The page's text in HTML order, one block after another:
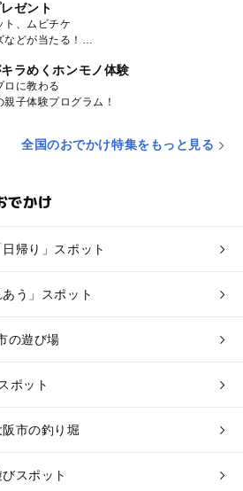
ゼント
ト、ムビチケ
などが当たる！
ラめくホンモノ体験
ロに教わる
親子体験プログラム！
全国のおでかけ特集をもっと見る
でかけ
帰り」スポット
う」スポット
の遊び場
ポット
市の釣り堀
スポット